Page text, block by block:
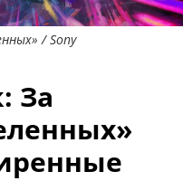
/ Sony
За